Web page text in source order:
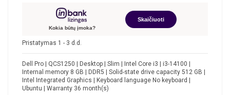
Kokia būtų įmoka?
Skaičiuoti
Pristatymas 1 - 3 d.d.
Dell Pro | QCS1250 | Desktop | Slim | Intel Core i3 | i3-14100 |
Internal memory 8 GB | DDR5 | Solid-state drive capacity 512 GB |
Intel Integrated Graphics | Keyboard language No keyboard |
Ubuntu | Warranty 36 month(s)